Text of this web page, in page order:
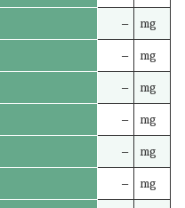
– mg
– mg
– mg
– mg
– mg
– mg